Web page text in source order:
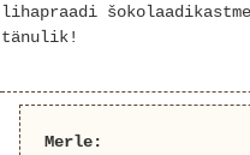
lihapraadi
tänulik!
Merle: